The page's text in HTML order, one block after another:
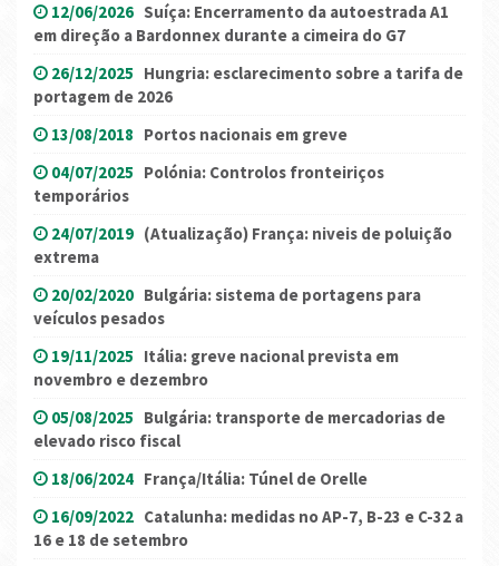
12/06/2026 Suíça: Encerramento da autoestrada A1
em direção a Bardonnex durante a cimeira do G7
26/12/2025 Hungria: esclarecimento sobre a tarifa de
portagem de 2026
13/08/2018 Portos nacionais em greve
04/07/2025 Polónia: Controlos fronteiriços
temporários
24/07/2019 (Atualização) França: niveis de poluição
extrema
20/02/2020 Bulgária: sistema de portagens para
veículos pesados
19/11/2025 Itália: greve nacional prevista em
novembro e dezembro
05/08/2025 Bulgária: transporte de mercadorias de
elevado risco fiscal
18/06/2024 França/Itália: Túnel de Orelle
16/09/2022 Catalunha: medidas no AP-7, B-23 e C-32 a
16 e 18 de setembro